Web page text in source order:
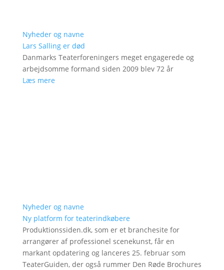
Nyheder og navne
Lars Salling er død
Danmarks Teaterforeningers meget engagerede og
arbejdsomme formand siden 2009 blev 72 år
Læs mere
Nyheder og navne
Ny platform for teaterindkøbere
Produktionssiden.dk, som er et branchesite for
arrangører af professionel scenekunst, får en
markant opdatering og lanceres 25. februar som
TeaterGuiden, der også rummer Den Røde Brochures